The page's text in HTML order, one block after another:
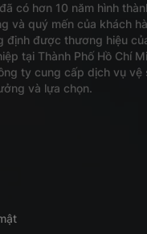
có hơn 10 năm hình
và quý mến của khách
định được thương hiệu
tại Thành Phố Hồ Chí
ty cung cấp dịch vụ vệ
và lựa chọn.